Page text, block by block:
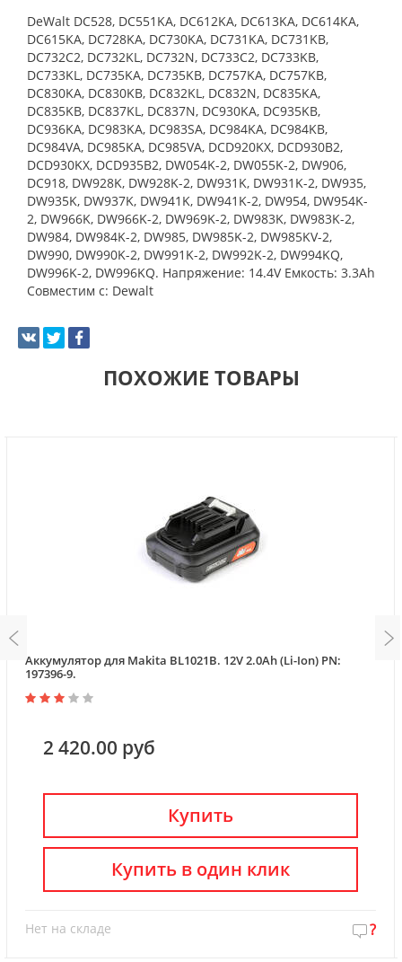
DeWalt DC528, DC551KA, DC612KA, DC613KA, DC614KA,
DC615KA, DC728KA, DC730KA, DC731KA, DC731KB,
DC732C2, DC732KL, DC732N, DC733C2, DC733KB,
DC733KL, DC735KA, DC735KB, DC757KA, DC757KB,
DC830KA, DC830KB, DC832KL, DC832N, DC835KA,
DC835KB, DC837KL, DC837N, DC930KA, DC935KB,
DC936KA, DC983KA, DC983SA, DC984KA, DC984KB,
DC984VA, DC985KA, DC985VA, DCD920KX, DCD930B2,
DCD930KX, DCD935B2, DW054K-2, DW055K-2, DW906,
DC918, DW928K, DW928K-2, DW931K, DW931K-2, DW935,
DW935K, DW937K, DW941K, DW941K-2, DW954, DW954K-
2, DW966K, DW966K-2, DW969K-2, DW983K, DW983K-2,
DW984, DW984K-2, DW985, DW985K-2, DW985KV-2,
DW990, DW990K-2, DW991K-2, DW992K-2, DW994KQ,
DW996K-2, DW996KQ. Напряжение: 14.4V Емкость: 3.3Ah
Совместим с: Dewalt
ПОХОЖИЕ ТОВАРЫ
Аккумулятор для Makita BL1021B. 12V 2.0Ah (Li-Ion) PN:
197396-9.
2 420.00 руб
Купить
Нет на складе ?
Купить в один клик